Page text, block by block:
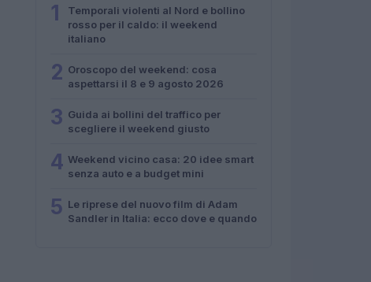
1
Temporali violenti al Nord e bollino
rosso per il caldo: il weekend
italiano
2 Oroscopo del weekend: cosa
aspettarsi il 8 e 9 agosto 2026
3 Guida ai bollini del traffico per
scegliere il weekend giusto
4 Weekend vicino casa: 20 idee smart
senza auto e a budget mini
5 Le riprese del nuovo film di Adam
Sandler in Italia: ecco dove e quando